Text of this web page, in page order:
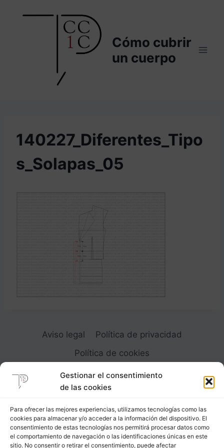
Gestionar el consentimiento
de las cookies
Para ofrecer las mejores experiencias, utilizamos tecnologías como las
cookies para almacenar y/o acceder a la información del dispositivo. El
consentimiento de estas tecnologías nos permitirá procesar datos como
el comportamiento de navegación o las identificaciones únicas en este
sitio. No consentir o retirar el consentimiento, puede afectar
Cómo cubrir
un cuerpo
140227_Diferentes_Tipo
s_Solapas_05
Aviso legal
Política de privacidad
Política de cookies
Carrer Provença, 183
08036 - Barcelona (Espana)